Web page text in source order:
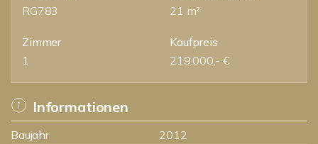
RG783
21 m²
Zimmer
1
Kaufpreis
219.000,- €
Informationen
Baujahr
2012